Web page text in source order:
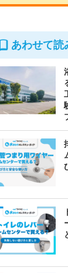
あわせて読